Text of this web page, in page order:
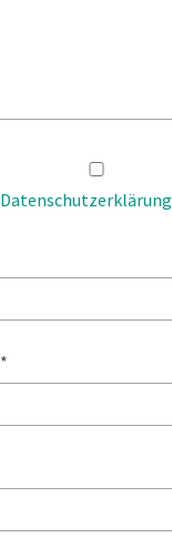
Datenschutzerklärung
*